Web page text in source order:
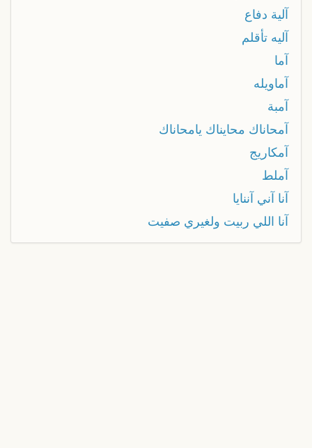
آلية دفاع
آليه تأقلم
آما
آماويله
آمبة
آمحاناك محايناك يامحاناك
آمكاريج
آملط
آنا آني آننايا
آنا اللي ربيت ولغيري صفيت